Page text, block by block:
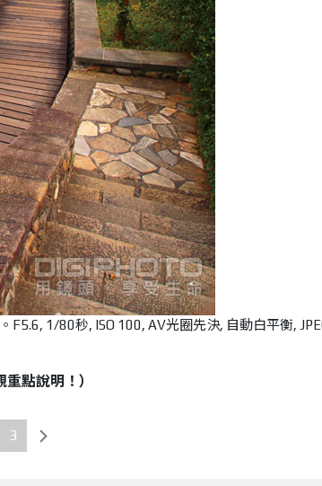
1/80秒, ISO 100, AV光圈先決, 自動白平衡,
重點說明！）
3